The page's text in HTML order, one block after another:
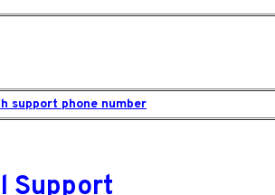
support phone number
Support